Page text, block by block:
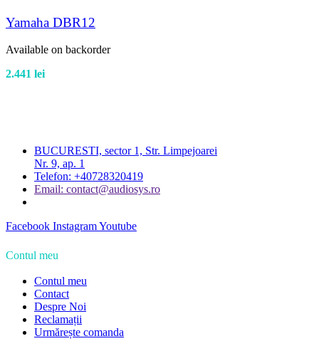
Yamaha DBR12
Available on backorder
2.441 lei
BUCURESTI, sector 1, Str. Limpejoarei
Nr. 9, ap. 1
Telefon: +40728320419
Email: contact@audiosys.ro
Facebook InstagramYoutube
Contul meu
Contul meu
Contact
Despre Noi
Reclamații
Urmărește comanda